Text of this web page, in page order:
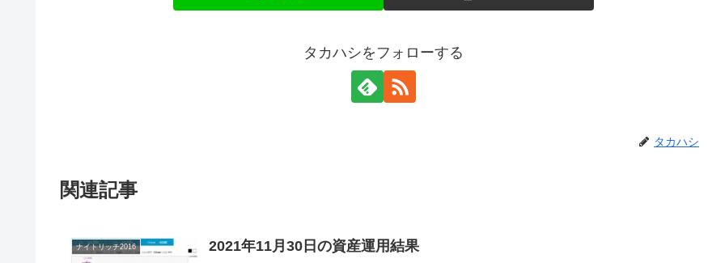
タカハシをフォローする
タカハシ
関連記事
ナイトリッチ2016 2021年11月30日の資産運用結果